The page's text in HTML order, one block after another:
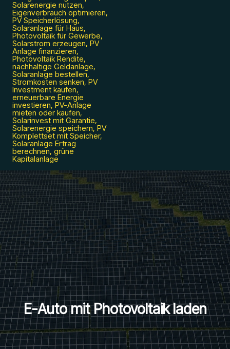
E-Auto mit Photovoltaik laden